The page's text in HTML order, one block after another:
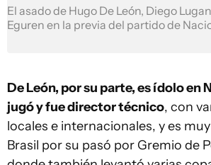
El asado de Hugo De León, Diego
Eguren en la previa del partido de
De León, por su parte, es ídolo en
jugó y fue director técnico, con
locales e internacionales, y es
Brasil por su pasó por Gremio de